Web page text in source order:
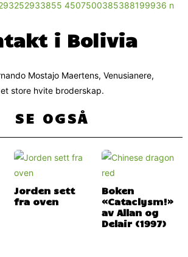
i Bolivia
Mostajo Maertens, Venusianere,
store hvite broderskap.
SE OGSÅ
Jorden sett
fra oven
Boken
«Cataclysm!»
av Allan og
Delair (1997)